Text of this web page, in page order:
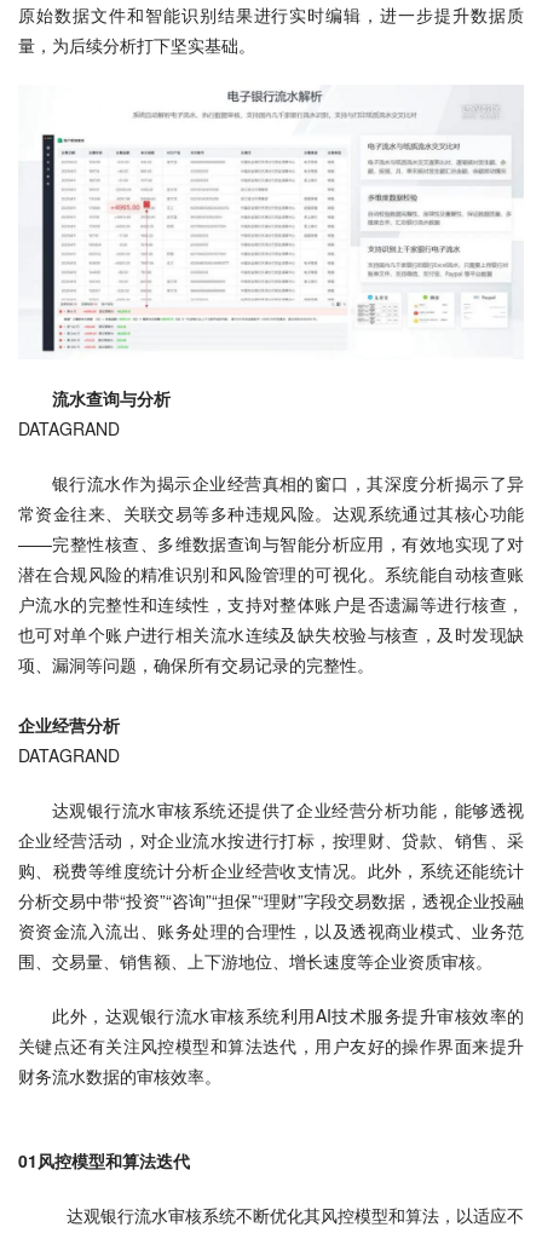
原始数据文件和智能识别结果进行实时编辑，进一步提升数据质
量，为后续分析打下坚实基础。
流水查询与分析
DATAGRAND
银行流水作为揭示企业经营真相的窗口，其深度分析揭示了异
常资金往来、关联交易等多种违规风险。达观系统通过其核心功能
——完整性核查、多维数据查询与智能分析应用，有效地实现了对
潜在合规风险的精准识别和风险管理的可视化。系统能自动核查账
户流水的完整性和连续性，支持对整体账户是否遗漏等进行核查，
也可对单个账户进行相关流水连续及缺失校验与核查，及时发现缺
项、漏洞等问题，确保所有交易记录的完整性。
企业经营分析
DATAGRAND
达观银行流水审核系统还提供了企业经营分析功能，能够透视
企业经营活动，对企业流水按进行打标，按理财、贷款、销售、采
购、税费等维度统计分析企业经营收支情况。此外，系统还能统计
分析交易中带“投资”“咨询”“担保”“理财”字段交易数据，透视企业投融
资资金流入流出、账务处理的合理性，以及透视商业模式、业务范
围、交易量、销售额、上下游地位、增长速度等企业资质审核。
此外，达观银行流水审核系统利用AI技术服务提升审核效率的
关键点还有关注风控模型和算法迭代，用户友好的操作界面来提升
财务流水数据的审核效率。
01风控模型和算法迭代
达观银行流水审核系统不断优化其风控模型和算法，以适应不